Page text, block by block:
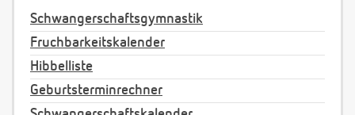
Schwangerschaftsgymnastik
Fruchbarkeitskalender
Hibbelliste
Geburtsterminrechner